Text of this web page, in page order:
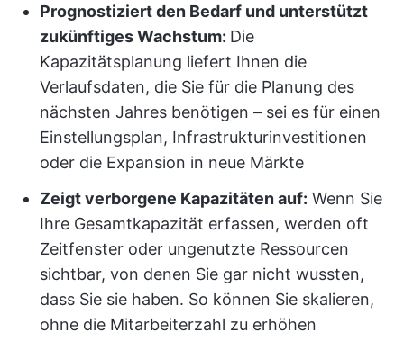
Prognostiziert den Bedarf und unterstützt
zukünftiges Wachstum: Die
Kapazitätsplanung liefert Ihnen die
Verlaufsdaten, die Sie für die Planung des
nächsten Jahres benötigen – sei es für einen
Einstellungsplan, Infrastrukturinvestitionen
oder die Expansion in neue Märkte
Zeigt verborgene Kapazitäten auf: Wenn Sie
Ihre Gesamtkapazität erfassen, werden oft
Zeitfenster oder ungenutzte Ressourcen
sichtbar, von denen Sie gar nicht wussten,
dass Sie sie haben. So können Sie skalieren,
ohne die Mitarbeiterzahl zu erhöhen